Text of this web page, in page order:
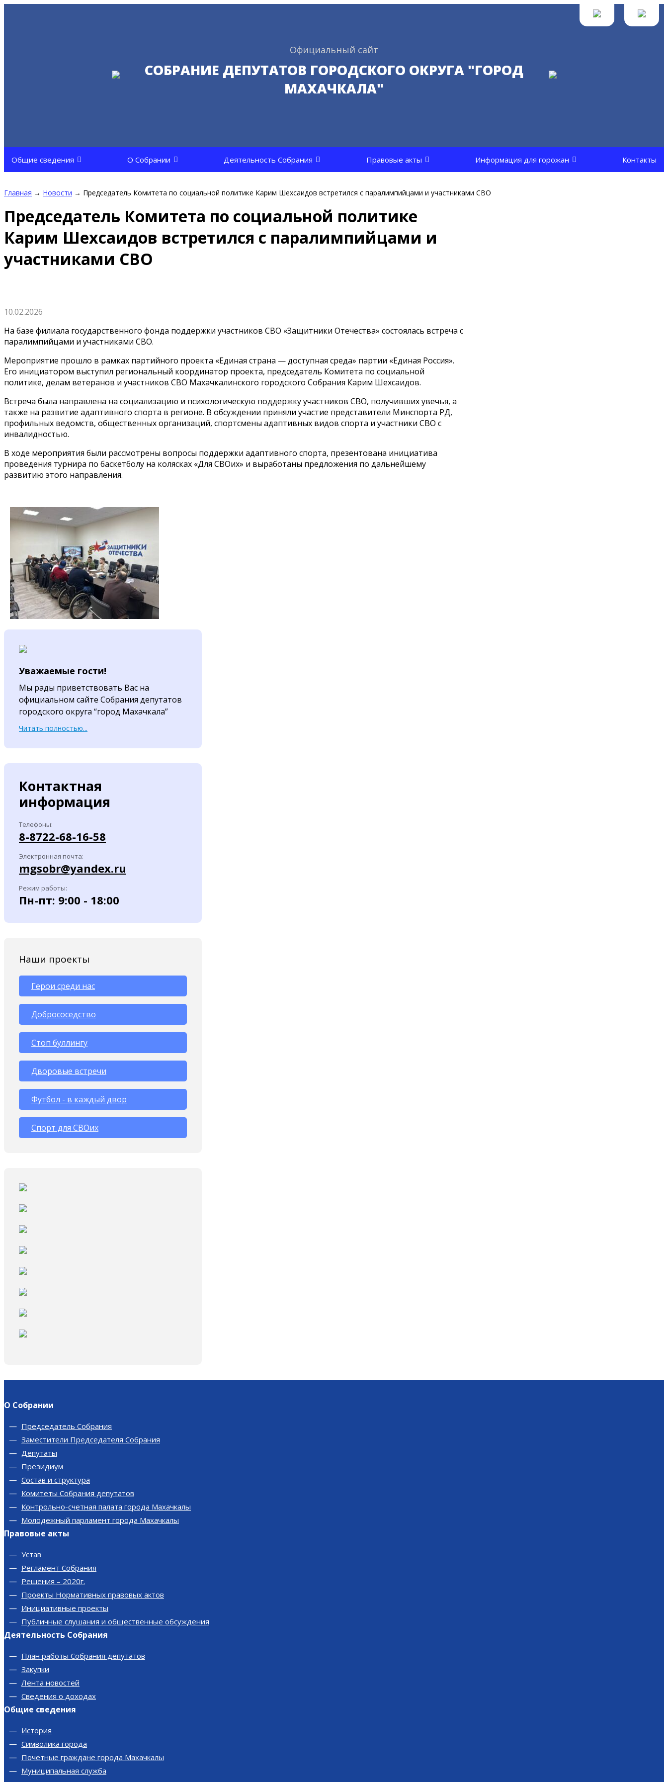
Официальный сайт
СОБРАНИЕ ДЕПУТАТОВ ГОРОДСКОГО ОКРУГА "ГОРОД
МАХАЧКАЛА"
Общие сведения О Собрании Деятельность Собрания Правовые акты Информация для горожан Контакты
Главная → Новости → Председатель Комитета по социальной политике Карим Шехсаидов встретился с паралимпийцами и участниками СВО
Председатель Комитета по социальной политике
Карим Шехсаидов встретился с паралимпийцами и
участниками СВО
10.02.2026
На базе филиала государственного фонда поддержки участников СВО «Защитники Отечества» состоялась встреча с
паралимпийцами и участниками СВО.
Мероприятие прошло в рамках партийного проекта «Единая страна — доступная среда» партии «Единая Россия».
Его инициатором выступил региональный координатор проекта, председатель Комитета по социальной
политике, делам ветеранов и участников СВО Махачкалинского городского Собрания Карим Шехсаидов.
Встреча была направлена на социализацию и психологическую поддержку участников СВО, получивших увечья, а
также на развитие адаптивного спорта в регионе. В обсуждении приняли участие представители Минспорта РД,
профильных ведомств, общественных организаций, спортсмены адаптивных видов спорта и участники СВО с
инвалидностью.
В ходе мероприятия были рассмотрены вопросы поддержки адаптивного спорта, презентована инициатива
проведения турнира по баскетболу на колясках «Для СВОих» и выработаны предложения по дальнейшему
развитию этого направления.
Уважаемые гости!
Мы рады приветствовать Вас на
официальном сайте Собрания депутатов
городского округа “город Махачкала”
Читать полностью...
Контактная
информация
Телефоны:
8-8722-68-16-58
Электронная почта:
mgsobr@yandex.ru
Режим работы:
Пн-пт: 9:00 - 18:00
Наши проекты
Герои среди нас
Добрососедство
Стоп буллингу
Дворовые встречи
Футбол - в каждый двор
Спорт для СВОих
О Собрании
Председатель Собрания
Заместители Председателя Собрания
Депутаты
Президиум
Состав и структура
Комитеты Собрания депутатов
Контрольно-счетная палата города Махачкалы
Молодежный парламент города Махачкалы
Правовые акты
Устав
Регламент Собрания
Решения – 2020г.
Проекты Нормативных правовых актов
Инициативные проекты
Публичные слушания и общественные обсуждения
Деятельность Собрания
План работы Собрания депутатов
Закупки
Лента новостей
Сведения о доходах
Общие сведения
История
Символика города
Почетные граждане города Махачкалы
Муниципальная служба